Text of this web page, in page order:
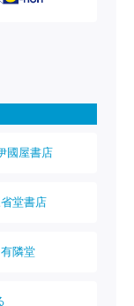
國屋書店
堂書店
有隣堂